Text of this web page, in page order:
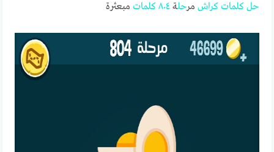
حل كلمات كراش مرحلة٨٠٤ كلمات مبعثرة